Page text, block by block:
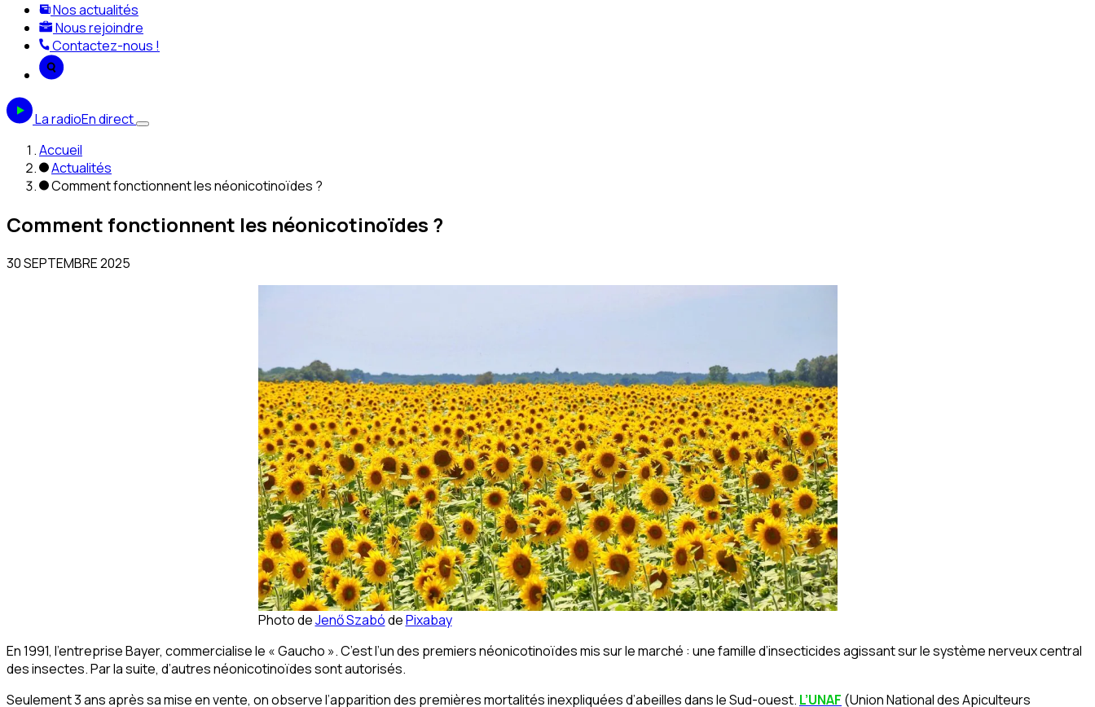
Nos actualités
Nous rejoindre
Contactez-nous !
La radioEn direct
Accueil
Actualités
Comment fonctionnent les néonicotinoïdes ?
Comment fonctionnent les néonicotinoïdes ?
30 SEPTEMBRE 2025
Photo deJenő SzabódePixabay
En 1991, l’entreprise Bayer, commercialise le « Gaucho ». C’est l’un des premiers néonicotinoïdes mis sur le marché : une famille d’insecticides agissant sur le système nerveux central
des insectes. Par la suite, d’autres néonicotinoïdes sont autorisés.
Seulement 3 ans après sa mise en vente, on observe l’apparition des premières mortalités inexpliquées d’abeilles dans le Sud-ouest. L’UNAF (Union National des Apiculteurs